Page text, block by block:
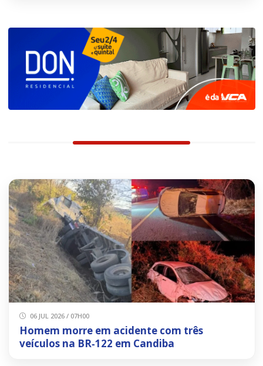
06 JUL 2026 / 07H00
Homem morre em acidente com três
veículos na BR‑122 em Candiba